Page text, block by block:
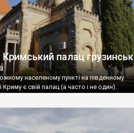
палац
населеному пункті на південному
є свій палац (а часто і не один).